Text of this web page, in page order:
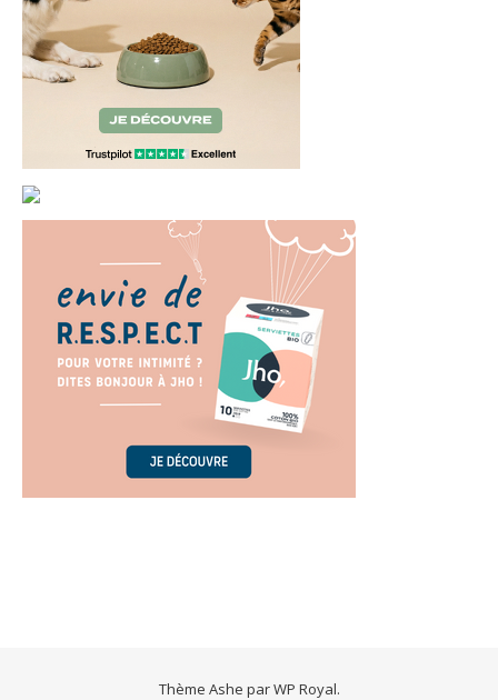
Thème Ashe parWP Royal.